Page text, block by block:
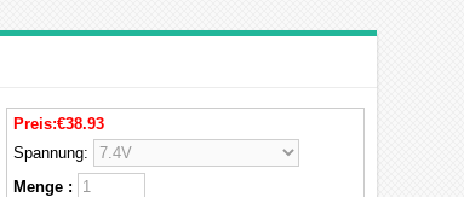
Preis:€38.93
Spannung:
Menge :